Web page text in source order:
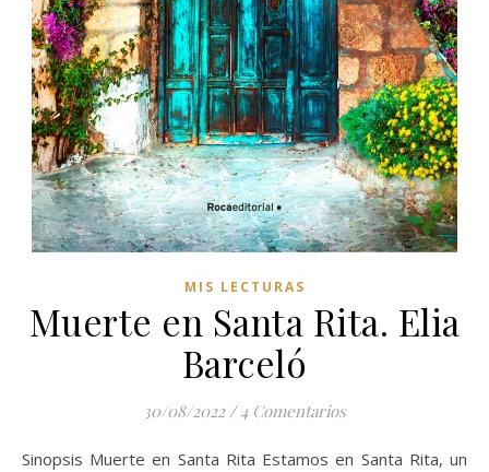
MIS LECTURAS
Muerte en Santa Rita. Elia
Barceló
30/08/2022 / 4 Comentarios
Sinopsis Muerte en Santa Rita Estamos en Santa Rita, un